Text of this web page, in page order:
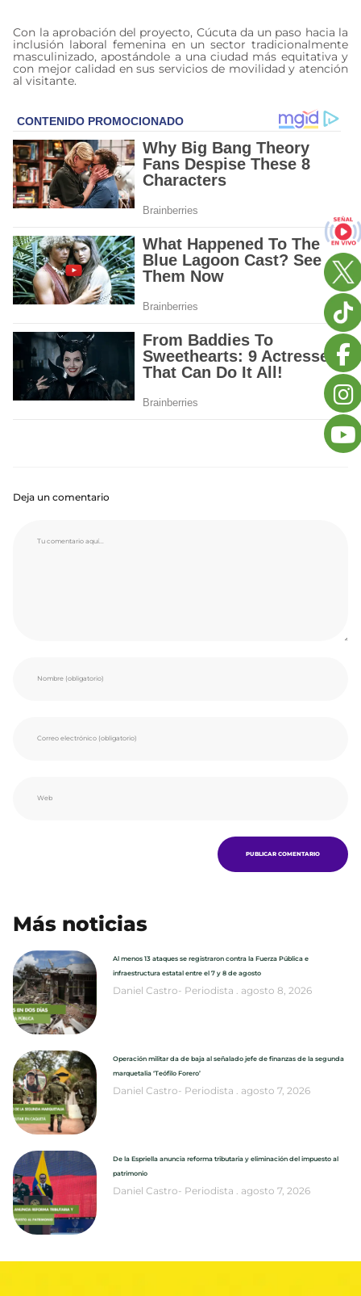
Con la aprobación del proyecto, Cúcuta da un paso hacia la
inclusión laboral femenina en un sector tradicionalmente
masculinizado, apostándole a una ciudad más equitativa y
con mejor calidad en sus servicios de movilidad y atención
al visitante.
Deja un comentario
Más noticias
Al menos 13 ataques se registraron contra la Fuerza Pública e
infraestructura estatal entre el 7 y 8 de agosto
Daniel Castro- Periodista agosto 8, 2026
Operación militar da de baja al señalado jefe de finanzas de la segunda
marquetalia ‘Teófilo Forero’
Daniel Castro- Periodista agosto 7, 2026
De la Espriella anuncia reforma tributaria y eliminación del impuesto al
patrimonio
Daniel Castro- Periodista agosto 7, 2026